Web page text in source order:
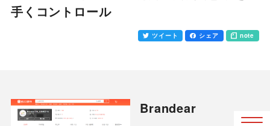
手くコントロール
ツイート シェア note
Brandear